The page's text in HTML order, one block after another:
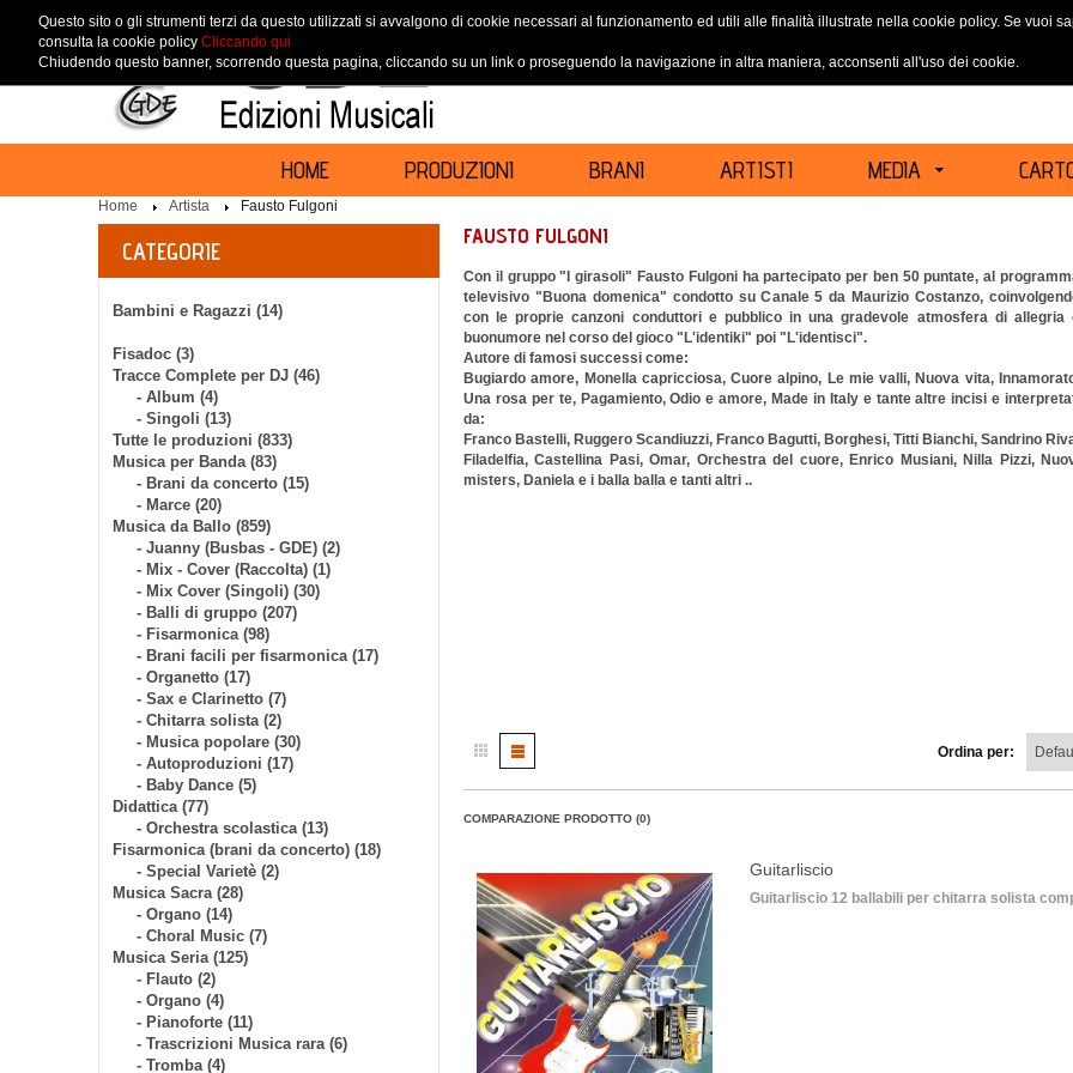
ACCEDI REGISTRATI
HOME PRODUZIONI BRANI ARTISTI MEDIA
Home Artista Fausto Fulgoni
CATEGORIE
Bambini e Ragazzi (14)
Fisadoc (3)
Tracce Complete per DJ (46)
- Album (4)
- Singoli (13)
Tutte le produzioni (833)
Musica per Banda (83)
- Brani da concerto (15)
- Marce (20)
Musica da Ballo (859)
- Juanny (Busbas - GDE) (2)
- Mix - Cover (Raccolta) (1)
- Mix Cover (Singoli) (30)
- Balli di gruppo (207)
- Fisarmonica (98)
- Brani facili per fisarmonica (17)
- Organetto (17)
- Sax e Clarinetto (7)
- Chitarra solista (2)
- Musica popolare (30)
- Autoproduzioni (17)
- Baby Dance (5)
Didattica (77)
- Orchestra scolastica (13)
Fisarmonica (brani da concerto) (18)
- Special Varietè (2)
Musica Sacra (28)
- Organo (14)
- Choral Music (7)
Musica Seria (125)
- Flauto (2)
- Organo (4)
- Pianoforte (11)
- Trascrizioni Musica rara (6)
- Tromba (4)
FAUSTO FULGONI
Con il gruppo "I girasoli" Fausto Fulgoni ha partecipato per ben 50 puntate, al
televisivo "Buona domenica" condotto su Canale 5 da Maurizio Costanzo,
con le proprie canzoni conduttori e pubblico in una gradevole atmosfera di allegria
buonumore nel corso del gioco "L'identiki" poi "L'identisci".
Autore di famosi successi come:
Bugiardo amore, Monella capricciosa, Cuore alpino, Le mie valli, Nuova vita,
Una rosa per te, Pagamiento, Odio e amore, Made in Italy e tante altre incisi e
da:
Franco Bastelli, Ruggero Scandiuzzi, Franco Bagutti, Borghesi, Titti Bianchi, Sandrino
Filadelfia, Castellina Pasi, Omar, Orchestra del cuore, Enrico Musiani, Nilla Pizzi,
misters, Daniela e i balla balla e tanti altri ..
Ordina per:
COMPARAZIONE PRODOTTO (0)
Guitarliscio
Guitarliscio 12 ballabili per chitarra solista
Questo sito o gli strumenti terzi da questo utilizzati si avvalgono di cookie necessari al funzionamento ed utili alle finalità illustrate nella cookie policy. Se vuoi
consulta la cookie policy Cliccando qui
Chiudendo questo banner, scorrendo questa pagina, cliccando su un link o proseguendo la navigazione in altra maniera, acconsenti all'uso dei cookie.